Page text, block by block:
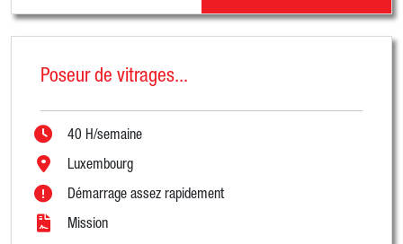
Poseur de vitrages...
40 H/semaine
Luxembourg
Démarrage assez rapidement
Mission